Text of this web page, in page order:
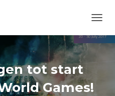
A
V
tot start
Games!